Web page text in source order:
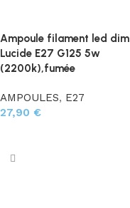
Ampoule filament led dim
Lucide E27 G125 5w
(2200k),fumée
AMPOULES, E27
27,90 €